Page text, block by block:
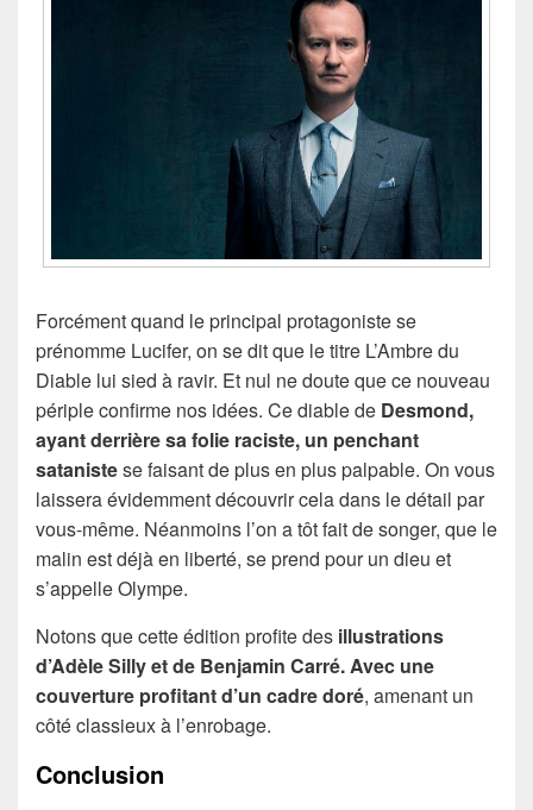
Forcément quand le principal protagoniste se
prénomme Lucifer, on se dit que le titre L’Ambre du
Diable lui sied à ravir. Et nul ne doute que ce nouveau
périple confirme nos idées. Ce diable de Desmond,
ayant derrière sa folie raciste, un penchant
satanistese faisant de plus en plus palpable. On vous
laissera évidemment découvrir cela dans le détail par
vous-même. Néanmoins l’on a tôt fait de songer, que le
malin est déjà en liberté, se prend pour un dieu et
s’appelle Olympe.
Notons que cette édition profite des illustrations
d’Adèle Silly et de Benjamin Carré. Avec une
couverture profitant d’un cadre doré, amenant un
côté classieux à l’enrobage.
Conclusion